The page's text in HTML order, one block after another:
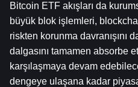
Bitcoin ETF akışları da
büyük blok işlemleri,
riskten korunma davranışını
dalgasını tamamen absorbe
karşılaşmaya devam
dengeye ulaşana kadar